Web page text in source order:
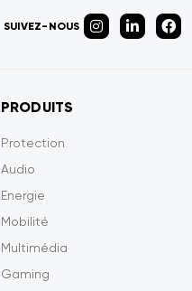
SUIVEZ-NOUS
PRODUITS
Protection
Audio
Energie
Mobilité
Multimédia
Gaming